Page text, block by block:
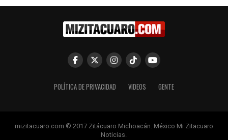
POLÍTICA DE PRIVACIDAD VIDEOS GENTE
mizitacuaro.com © 2017 Zitácuaro Michoacán. México Mi Zitacuaro
Noticias.